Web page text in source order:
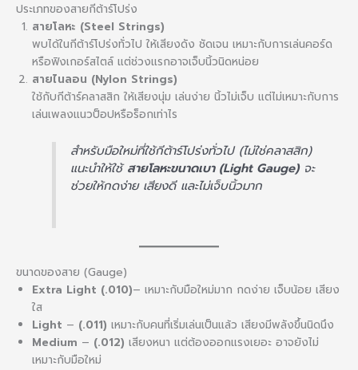
ประเภทของสายกีต้าร์โปร่ง
สายโลหะ (Steel Strings)
พบได้ในกีต้าร์โปร่งทั่วไป ให้เสียงดัง ชัดเจน เหมาะกับการเล่นคอร์ด
หรือฟิงเกอร์สไตล์ แต่ช่วงแรกอาจเจ็บนิ้วนิดหน่อย
สายไนลอน (Nylon Strings)
ใช้กับกีต้าร์คลาสสิก ให้เสียงนุ่ม เล่นง่าย นิ้วไม่เจ็บ แต่ไม่เหมาะกับการ
เล่นเพลงแนวป็อปหรือร็อกเท่าไร
สำหรับมือใหม่ที่ใช้กีต้าร์โปร่งทั่วไป (ไม่ใช่คลาสสิก)
แนะนำให้ใช้สายโลหะขนาดเบา (Light Gauge)จะ
ช่วยให้กดง่าย เสียงดี และไม่เจ็บนิ้วมาก
ขนาดของสาย (Gauge)
Extra Light (.010)– เหมาะกับมือใหม่มาก กดง่าย เจ็บน้อย เสียง
ใส
Light – (.011) เหมาะกับคนที่เริ่มเล่นเป็นแล้ว เสียงมีพลังขึ้นนิดนึง
Medium – (.012) เสียงหนา แต่ต้องออกแรงเยอะ อาจยังไม่
เหมาะกับมือใหม่